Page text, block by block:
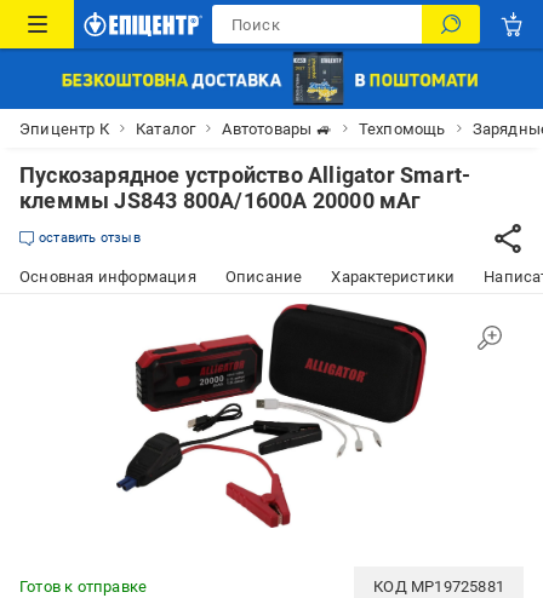
Эпицентр К Каталог Автотовары 🚙 Техпомощь
Пускозарядное устройство Alligator Smart-
клеммы JS843 800А/1600А 20000 мАг
оставить отзыв
Основная информация Описание Характеристики
Готов к отправке КОД MP19725881